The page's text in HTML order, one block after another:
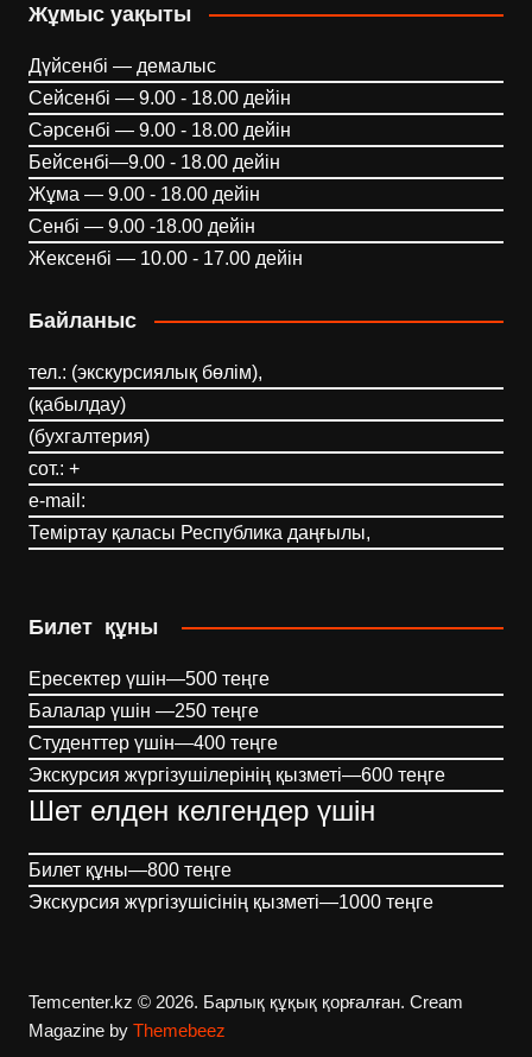
Жұмыс уақыты
Дүйсенбі — демалыс
Сейсенбі — 9.00 - 18.00 дейін
Сәрсенбі — 9.00 - 18.00 дейін
Бейсенбі—9.00 - 18.00 дейін
Жұма — 9.00 - 18.00 дейін
Сенбі — 9.00 -18.00 дейін
Жексенбі — 10.00 - 17.00 дейін
Байланыс
тел.: (экскурсиялық бөлім),
(қабылдау)
(бухгалтерия)
сот.: +
e-mail:
Теміртау қаласы Республика даңғылы,
Билет құны
Ересектер үшін—500 теңге
Балалар үшін —250 теңге
Студенттер үшін—400 теңге
Экскурсия жүргізушілерінің қызметі—600 теңге
Шет елден келгендер үшін
Билет құны—800 теңге
Экскурсия жүргізушісінің қызметі—1000 теңге
Temcenter.kz © 2026. Барлық құқық қорғалған. Cream
Magazine by Themebeez